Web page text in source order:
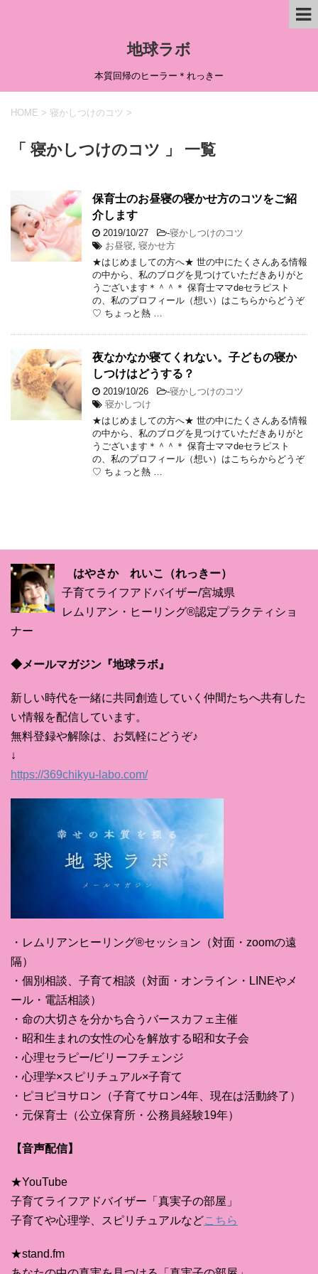
地球ラボ
本質回帰のヒーラー＊れっきー
HOME > 寝かしつけのコツ >
「 寝かしつけのコツ 」 一覧
保育士のお昼寝の寝かせ方のコツをご紹
介します
2019/10/27 -寝かしつけのコツ
お昼寝 寝かせ方
★はじめましての方へ★ 世の中にたくさんある情報
の中から、私のブログを見つけていただきありがと
うございます＊＾＾＊ 保育士ママdeセラピスト
の、私のプロフィール（想い）はこちらからどうぞ
♡ ちょっと熱 …
夜なかなか寝てくれない。子どもの寝か
しつけはどうする？
2019/10/26 -寝かしつけのコツ
寝かしつけ
★はじめましての方へ★ 世の中にたくさんある情報
の中から、私のブログを見つけていただきありがと
うございます＊＾＾＊ 保育士ママdeセラピスト
の、私のプロフィール（想い）はこちらからどうぞ
♡ ちょっと熱 …
はやさか れいこ（れっきー）
子育てライフアドバイザー/宮城県
レムリアン・ヒーリング®認定プラクティショ
ナー
◆メールマガジン『地球ラボ』
新しい時代を一緒に共同創造していく仲間たちへ共有した
い情報を配信しています。
無料登録や解除は、お気軽にどうぞ♪
↓
https://369chikyu-labo.com/
・レムリアンヒーリング®セッション（対面・zoomの遠
隔）
・個別相談、子育て相談（対面・オンライン・LINEやメ
ール・電話相談）
・命の大切さを分かち合うバースカフェ主催
・昭和生まれの女性の心を解放する昭和女子会
・心理セラピー/ビリーフチェンジ
・心理学×スピリチュアル×子育て
・ピヨピヨサロン（子育てサロン4年、現在は活動終了）
・元保育士（公立保育所・公務員経験19年）
【音声配信】
★YouTube
子育てライフアドバイザー「真実子の部屋」
子育てや心理学、スピリチュアルなどこちら
★stand.fm